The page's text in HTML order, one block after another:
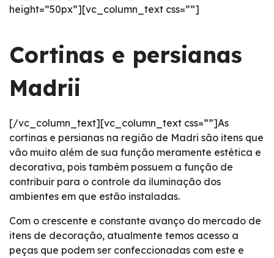
height=”50px”][vc_column_text css=””]
Cortinas e persianas
Madrii
[/vc_column_text][vc_column_text css=””]As
cortinas e persianas na região de Madri são itens que
vão muito além de sua função meramente estética e
decorativa, pois também possuem a função de
contribuir para o controle da iluminação dos
ambientes em que estão instaladas.
Com o crescente e constante avanço do mercado de
itens de decoração, atualmente temos acesso a
peças que podem ser confeccionadas com este e